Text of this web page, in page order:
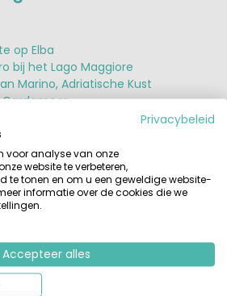
op Elba
bij het Lago Maggiore
Marino, Adriatische Kust
zee in Toscana
aan het Gardameer
in Marche
Toscane
Ardèche
de Vendée
Dordogne
Privacybeleid
voor analyse van onze
website te verbeteren,
te tonen en om u een geweldige website-
informatie over de cookies die we
Accepteer alles